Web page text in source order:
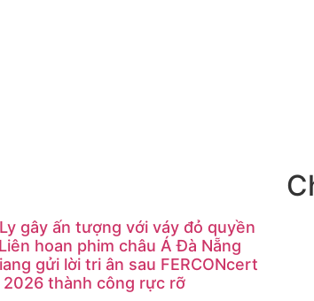
gây ấn tượng với váy đỏ quyền
hoan phim châu Á Đà Nẵng
gửi lời tri ân sau FERCONcert
2026 thành công rực rỡ